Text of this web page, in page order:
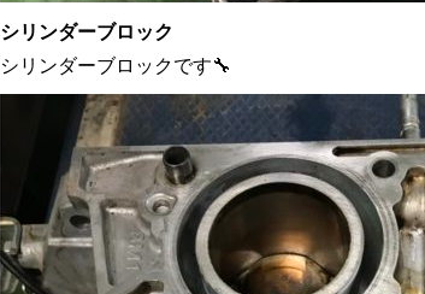
シリンダーブロック
シリンダーブロックです🔧